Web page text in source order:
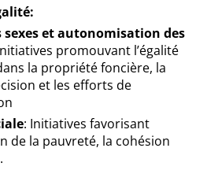
sexes et autonomisation des
promouvant l’égalité
la propriété foncière, la
et les efforts de
: Initiatives favorisant
de la pauvreté, la cohésion